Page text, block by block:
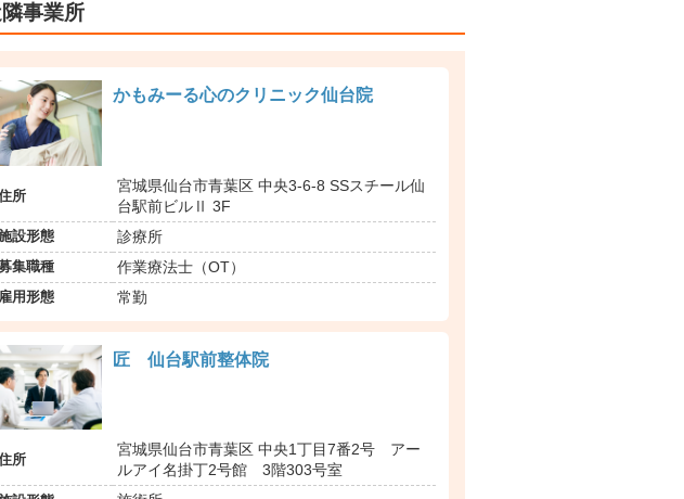
事業所
かもみーる心のクリニック仙台院
所
宮城県仙台市青葉区 中央3-6-8 SSスチール仙
台駅前ビルⅡ 3F
設形態
診療所
集職種
作業療法士（OT）
雇用形態
常勤
匠 仙台駅前整体院
所
宮城県仙台市青葉区 中央1丁目7番2号 アー
ルアイ名掛丁2号館 3階303号室